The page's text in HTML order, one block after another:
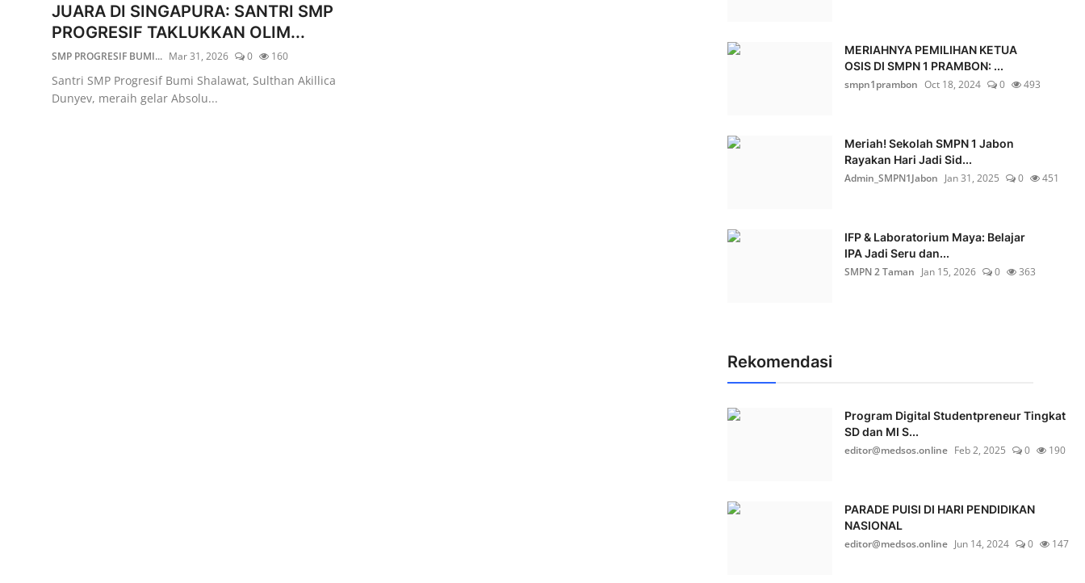
JUARA DI SINGAPURA: SANTRI SMP
PROGRESIF TAKLUKKAN OLIM...
SMP PROGRESIF BUMI... Mar 31, 2026 0 160
Santri SMP Progresif Bumi Shalawat, Sulthan Akillica
Dunyev, meraih gelar Absolu...
MERIAHNYA PEMILIHAN KETUA
OSIS DI SMPN 1 PRAMBON: ...
smpn1prambon Oct 18, 2024 0 493
Meriah! Sekolah SMPN 1 Jabon
Rayakan Hari Jadi Sid...
Admin_SMPN1Jabon Jan 31, 2025 0 451
IFP & Laboratorium Maya: Belajar
IPA Jadi Seru dan...
SMPN 2 Taman Jan 15, 2026 0 363
Rekomendasi
Program Digital Studentpreneur Tingkat
SD dan MI S...
editor@medsos.online Feb 2, 2025 0 190
PARADE PUISI DI HARI PENDIDIKAN
NASIONAL
editor@medsos.online Jun 14, 2024 0 147